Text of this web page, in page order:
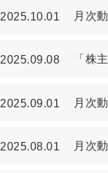
2025.10.01 月次
2025.09.08 「株
2025.09.01 月次
2025.08.01 月次